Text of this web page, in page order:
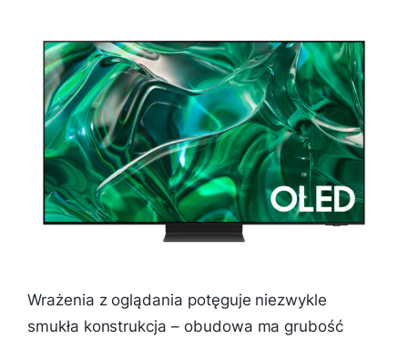
Wrażenia z oglądania potęguje niezwykle
smukła konstrukcja – obudowa ma grubość